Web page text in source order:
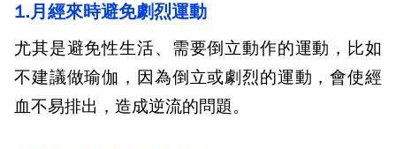
1.月經來時避免劇烈運動
尤其是避免性生活、需要倒立動作的運動，比如
不建議做瑜伽，因為倒立或劇烈的運動，會使經
血不易排出，造成逆流的問題。